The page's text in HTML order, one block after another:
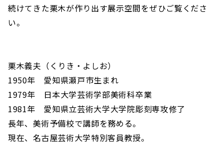
続けてきた栗木が作り出す展示空間をぜひご覧くださ
い。
栗木義夫（くりき・よしお）
1950年 愛知県瀬戸市生まれ
1979年 日本大学芸術学部美術科卒業
1981年 愛知県立芸術大学大学院彫刻専攻修了
長年、美術予備校で講師を務める。
現在、名古屋芸術大学特別客員教授。